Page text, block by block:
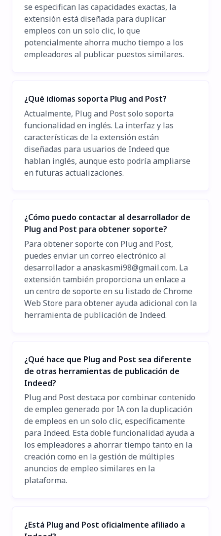
se especifican las capacidades exactas, la
extensión está diseñada para duplicar
empleos con un solo clic, lo que
potencialmente ahorra mucho tiempo a los
empleadores al publicar puestos similares.
¿Qué idiomas soporta Plug and Post?
Actualmente, Plug and Post solo soporta
funcionalidad en inglés. La interfaz y las
características de la extensión están
diseñadas para usuarios de Indeed que
hablan inglés, aunque esto podría ampliarse
en futuras actualizaciones.
¿Cómo puedo contactar al desarrollador de
Plug and Post para obtener soporte?
Para obtener soporte con Plug and Post,
puedes enviar un correo electrónico al
desarrollador a anaskasmi98@gmail.com. La
extensión también proporciona un enlace a
un centro de soporte en su listado de Chrome
Web Store para obtener ayuda adicional con la
herramienta de publicación de Indeed.
¿Qué hace que Plug and Post sea diferente
de otras herramientas de publicación de
Indeed?
Plug and Post destaca por combinar contenido
de empleo generado por IA con la duplicación
de empleos en un solo clic, específicamente
para Indeed. Esta doble funcionalidad ayuda a
los empleadores a ahorrar tiempo tanto en la
creación como en la gestión de múltiples
anuncios de empleo similares en la
plataforma.
¿Está Plug and Post oficialmente afiliado a